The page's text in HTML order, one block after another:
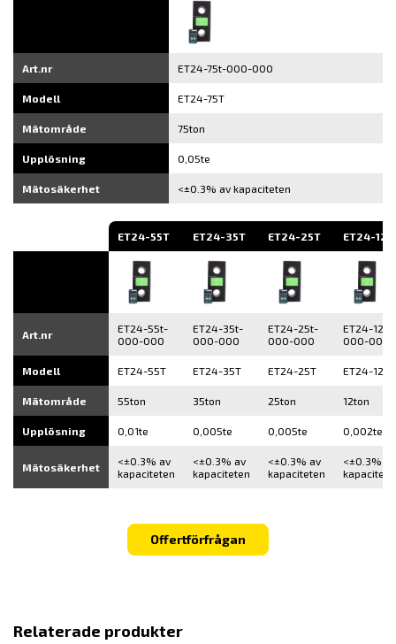
Art.nr ET24-75t-000-000
Modell ET24-75T
Mätområde 75ton
Upplösning 0,05te
Mätosäkerhet <±0.3% av kapaciteten
ET24-55T ET24-35T ET24-25T ET24-12T
Art.nr
ET24-55t-
000-000
ET24-35t-
000-000
ET24-25t-
000-000
ET24-12t-
000-000
Modell ET24-55T ET24-35T ET24-25T ET24-12T
Mätområde 55ton 35ton 25ton 12ton
Upplösning 0,01te 0,005te 0,005te 0,002te
Mätosäkerhet
<±0.3% av
kapaciteten
<±0.3% av
kapaciteten
<±0.3% av
kapaciteten
<±0.3% av
Offertförfrågan
Relaterade produkter